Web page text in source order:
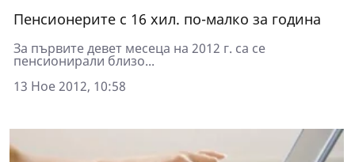
Пенсионерите с 16 хил. по-малко за година
За първите девет месеца на 2012 г. са се
пенсионирали близо...
13 Ное 2012, 10:58